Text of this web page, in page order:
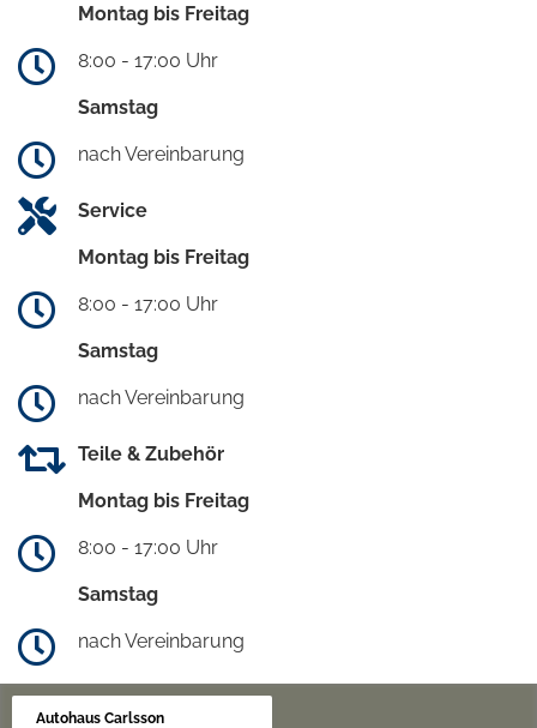
Montag bis Freitag
8:00 - 17:00 Uhr
Samstag
nach Vereinbarung
Service
Montag bis Freitag
8:00 - 17:00 Uhr
Samstag
nach Vereinbarung
Teile & Zubehör
Montag bis Freitag
8:00 - 17:00 Uhr
Samstag
nach Vereinbarung
Autohaus Carlsson